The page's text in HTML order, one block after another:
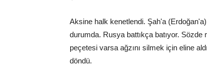
Aksine halk kenetlendi. Şah'a
durumda. Rusya battıkça batıyor.
peçetesi varsa ağzını silmek için eline
döndü.